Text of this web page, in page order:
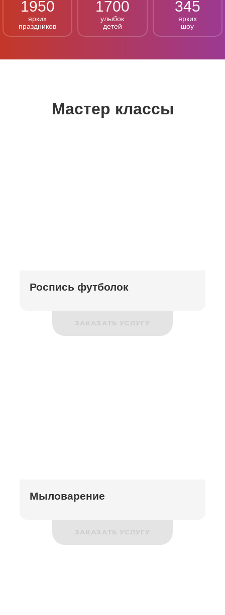
1950
ярких
праздников
1700
улыбок
детей
345
ярких
шоу
Мастер классы
Роспись футболок
ЗАКАЗАТЬ УСЛУГУ
Мыловарение
ЗАКАЗАТЬ УСЛУГУ